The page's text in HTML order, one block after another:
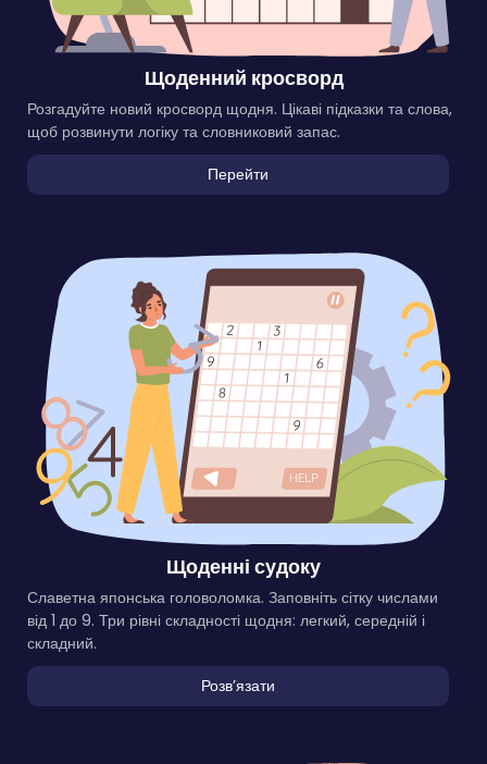
Щоденний кросворд
Розгадуйте новий кросворд щодня. Цікаві підказки та слова,
щоб розвинути логіку та словниковий запас.
Перейти
Щоденні судоку
Славетна японська головоломка. Заповніть сітку числами
від 1 до 9. Три рівні складності щодня: легкий, середній і
складний.
Розвʼязати